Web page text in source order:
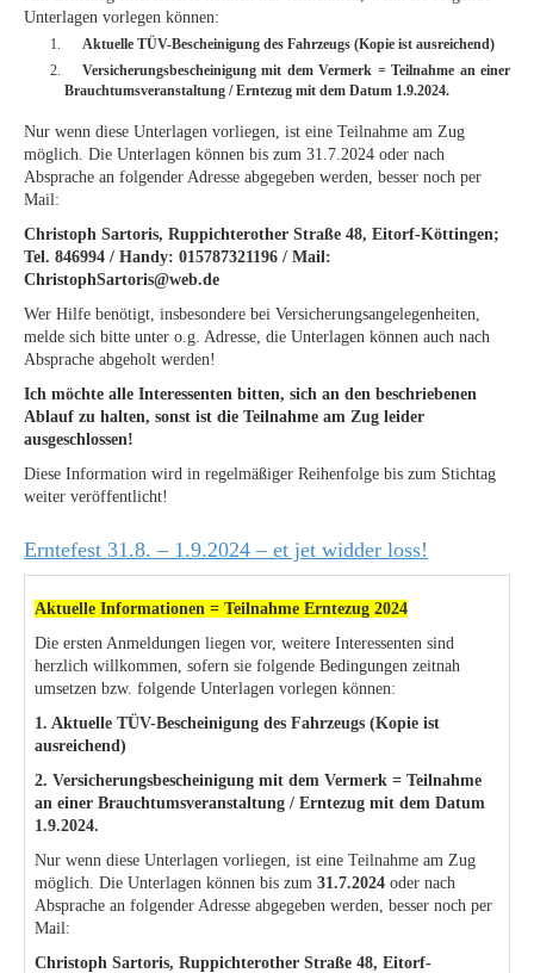
Unterlagen vorlegen können:
Aktuelle TÜV-Bescheinigung des Fahrzeugs (Kopie ist ausreichend)
Versicherungsbescheinigung mit dem Vermerk = Teilnahme an einer
Brauchtumsveranstaltung / Erntezug mit dem Datum 1.9.2024.
Nur wenn diese Unterlagen vorliegen, ist eine Teilnahme am Zug
möglich. Die Unterlagen können bis zum 31.7.2024 oder nach
Absprache an folgender Adresse abgegeben werden, besser noch per
Mail:
Christoph Sartoris, Ruppichterother Straße 48, Eitorf-Köttingen;
Tel. 846994 / Handy: 015787321196 / Mail:
ChristophSartoris@web.de
Wer Hilfe benötigt, insbesondere bei Versicherungsangelegenheiten,
melde sich bitte unter o.g. Adresse, die Unterlagen können auch nach
Absprache abgeholt werden!
Ich möchte alle Interessenten bitten, sich an den beschriebenen
Ablauf zu halten, sonst ist die Teilnahme am Zug leider
ausgeschlossen!
Diese Information wird in regelmäßiger Reihenfolge bis zum Stichtag
weiter veröffentlicht!
Erntefest 31.8. – 1.9.2024 – et jet widder loss!
Aktuelle Informationen = Teilnahme Erntezug 2024
Die ersten Anmeldungen liegen vor, weitere Interessenten sind
herzlich willkommen, sofern sie folgende Bedingungen zeitnah
umsetzen bzw. folgende Unterlagen vorlegen können:
1. Aktuelle TÜV-Bescheinigung des Fahrzeugs (Kopie ist
ausreichend)
2. Versicherungsbescheinigung mit dem Vermerk = Teilnahme
an einer Brauchtumsveranstaltung / Erntezug mit dem Datum
1.9.2024.
Nur wenn diese Unterlagen vorliegen, ist eine Teilnahme am Zug
möglich. Die Unterlagen können bis zum 31.7.2024 oder nach
Absprache an folgender Adresse abgegeben werden, besser noch per
Mail:
Christoph Sartoris, Ruppichterother Straße 48, Eitorf-